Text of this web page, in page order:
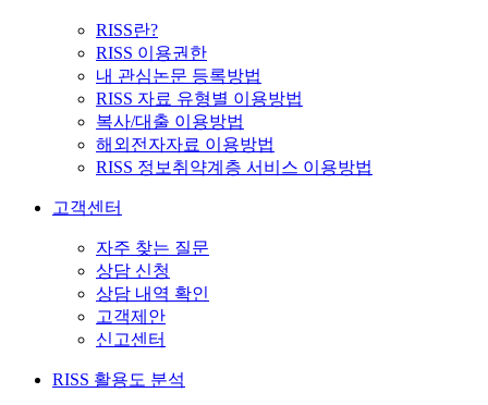
RISS란?
RISS 이용권한
내 관심논문 등록방법
RISS 자료 유형별 이용방법
복사/대출 이용방법
해외전자자료 이용방법
RISS 정보취약계층 서비스 이용방법
고객센터
자주 찾는 질문
상담 신청
상담 내역 확인
고객제안
신고센터
RISS 활용도 분석